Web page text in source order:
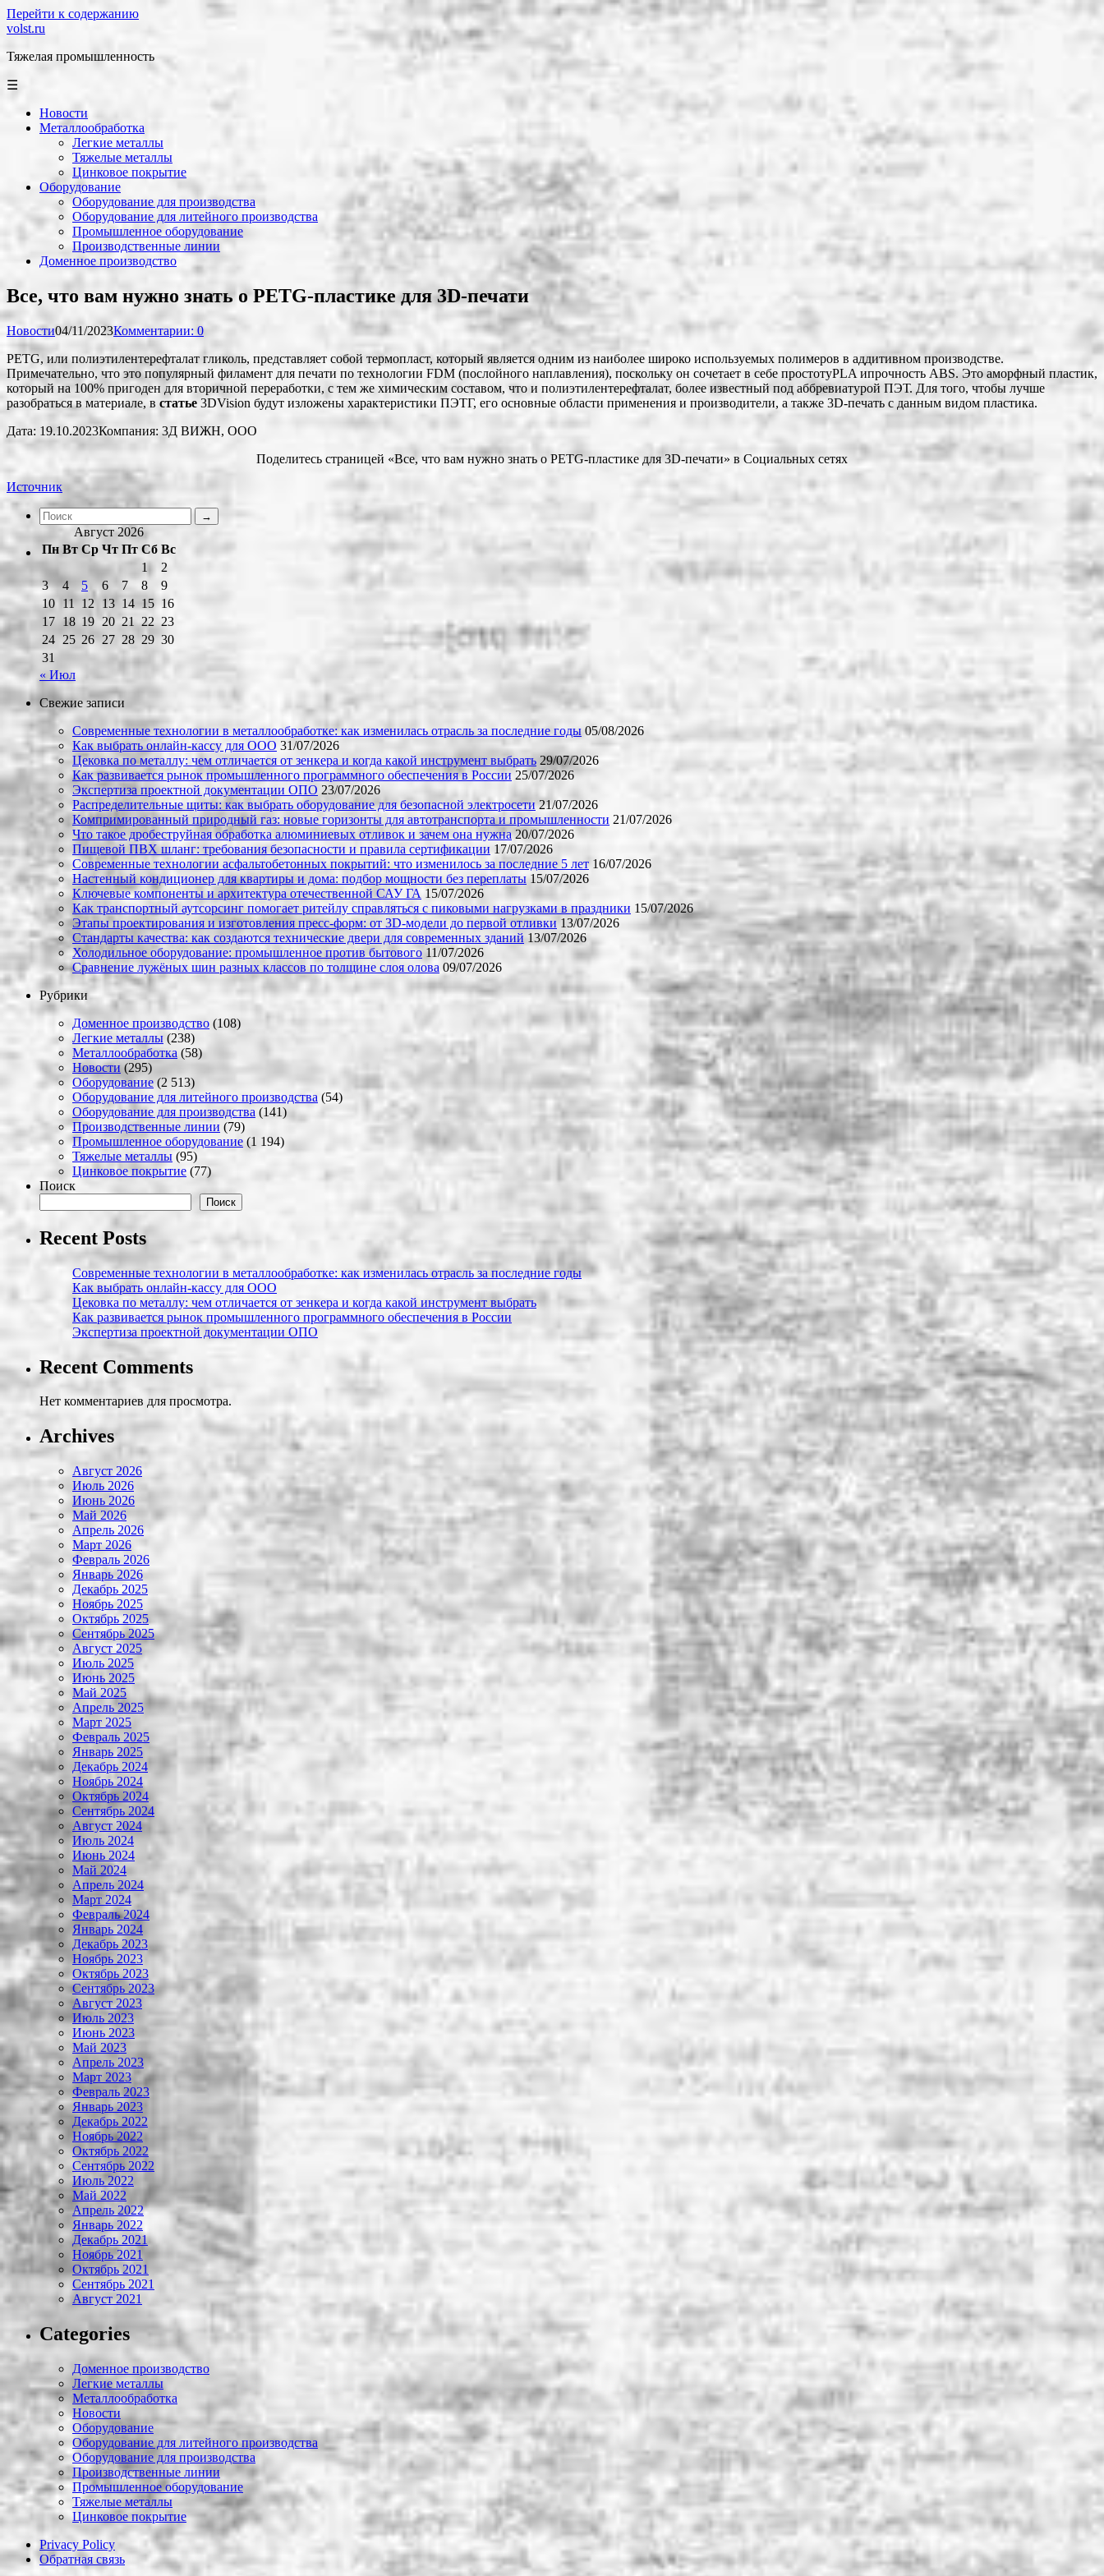
Перейти к содержанию
volst.ru
Тяжелая промышленность
☰
Новости
Металлообработка
Легкие металлы
Тяжелые металлы
Цинковое покрытие
Оборудование
Оборудование для производства
Оборудование для литейного производства
Промышленное оборудование
Производственные линии
Доменное производство
Все, что вам нужно знать о PETG-пластике для 3D-печати
Новости04/11/2023Комментарии: 0
PETG, или полиэтилентерефталат гликоль, представляет собой термопласт, который является одним из наиболее широко используемых полимеров в аддитивном производстве.
Примечательно, что это популярный филамент для печати по технологии FDM (послойного наплавления), поскольку он сочетает в себе простотуPLA ипрочность ABS. Это аморфный пластик,
который на 100% пригоден для вторичной переработки, с тем же химическим составом, что и полиэтилентерефталат, более известный под аббревиатурой ПЭТ. Для того, чтобы лучше
разобраться в материале, в статье 3DVision будут изложены характеристики ПЭТГ, его основные области применения и производители, а также 3D-печать с данным видом пластика.
Дата: 19.10.2023Компания: 3Д ВИЖН, ООО
Поделитесь страницей «Все, что вам нужно знать о PETG-пластике для 3D-печати» в Социальных сетях
Источник
Август 2026
Пн Вт Ср Чт Пт Сб Вс
1
2
3
4 5 6 7 8
9
10 11 12 13 14 15 16
17 18 19 20 21 22 23
24 25 26 27 28 29 30
31
« Июл
Свежие записи
Современные технологии в металлообработке: как изменилась отрасль за последние годы 05/08/2026
Как выбрать онлайн-кассу для ООО 31/07/2026
Цековка по металлу: чем отличается от зенкера и когда какой инструмент выбрать 29/07/2026
Как развивается рынок промышленного программного обеспечения в России 25/07/2026
Экспертиза проектной документации ОПО 23/07/2026
Распределительные щиты: как выбрать оборудование для безопасной электросети 21/07/2026
Компримированный природный газ: новые горизонты для автотранспорта и промышленности 21/07/2026
Что такое дробеструйная обработка алюминиевых отливок и зачем она нужна 20/07/2026
Пищевой ПВХ шланг: требования безопасности и правила сертификации 17/07/2026
Современные технологии асфальтобетонных покрытий: что изменилось за последние 5 лет 16/07/2026
Настенный кондиционер для квартиры и дома: подбор мощности без переплаты 15/07/2026
Ключевые компоненты и архитектура отечественной САУ ГА 15/07/2026
Как транспортный аутсорсинг помогает ритейлу справляться с пиковыми нагрузками в праздники 15/07/2026
Этапы проектирования и изготовления пресс-форм: от 3D-модели до первой отливки 13/07/2026
Стандарты качества: как создаются технические двери для современных зданий 13/07/2026
Холодильное оборудование: промышленное против бытового 11/07/2026
Сравнение лужёных шин разных классов по толщине слоя олова 09/07/2026
Рубрики
Доменное производство (108)
Легкие металлы (238)
Металлообработка (58)
Новости(295)
Оборудование (2 513)
Оборудование для литейного производства (54)
Оборудование для производства (141)
Производственные линии (79)
Промышленное оборудование (1 194)
Тяжелые металлы (95)
Цинковое покрытие (77)
Поиск
Поиск
Recent Posts
Современные технологии в металлообработке: как изменилась отрасль за последние годы
Как выбрать онлайн-кассу для ООО
Цековка по металлу: чем отличается от зенкера и когда какой инструмент выбрать
Как развивается рынок промышленного программного обеспечения в России
Экспертиза проектной документации ОПО
Recent Comments
Нет комментариев для просмотра.
Archives
Август 2026
Июль 2026
Июнь 2026
Май 2026
Апрель 2026
Март 2026
Февраль 2026
Январь 2026
Декабрь 2025
Ноябрь 2025
Октябрь 2025
Сентябрь 2025
Август 2025
Июль 2025
Июнь 2025
Май 2025
Апрель 2025
Март 2025
Февраль 2025
Январь 2025
Декабрь 2024
Ноябрь 2024
Октябрь 2024
Сентябрь 2024
Август 2024
Июль 2024
Июнь 2024
Май 2024
Апрель 2024
Март 2024
Февраль 2024
Январь 2024
Декабрь 2023
Ноябрь 2023
Октябрь 2023
Сентябрь 2023
Август 2023
Июль 2023
Июнь 2023
Май 2023
Апрель 2023
Март 2023
Февраль 2023
Январь 2023
Декабрь 2022
Ноябрь 2022
Октябрь 2022
Сентябрь 2022
Июль 2022
Май 2022
Апрель 2022
Январь 2022
Декабрь 2021
Ноябрь 2021
Октябрь 2021
Сентябрь 2021
Август 2021
Categories
Доменное производство
Легкие металлы
Металлообработка
Новости
Оборудование
Оборудование для литейного производства
Оборудование для производства
Производственные линии
Промышленное оборудование
Тяжелые металлы
Цинковое покрытие
Privacy Policy
Обратная связь